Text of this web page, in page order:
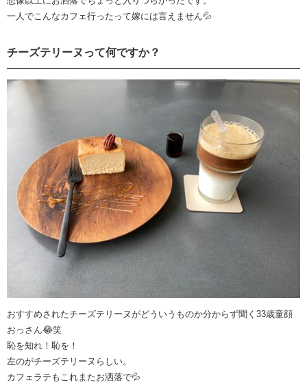
一人でこんなカフェ行ったって嫁には言えません💦
チーズテリーヌって何ですか？
おすすめされたチーズテリーヌがどういうものか分からず聞く33歳童顔
おっさん😂笑
恥を知れ！恥を！
左のがチーズテリーヌらしい。
カフェラテもこれまたお洒落で💦